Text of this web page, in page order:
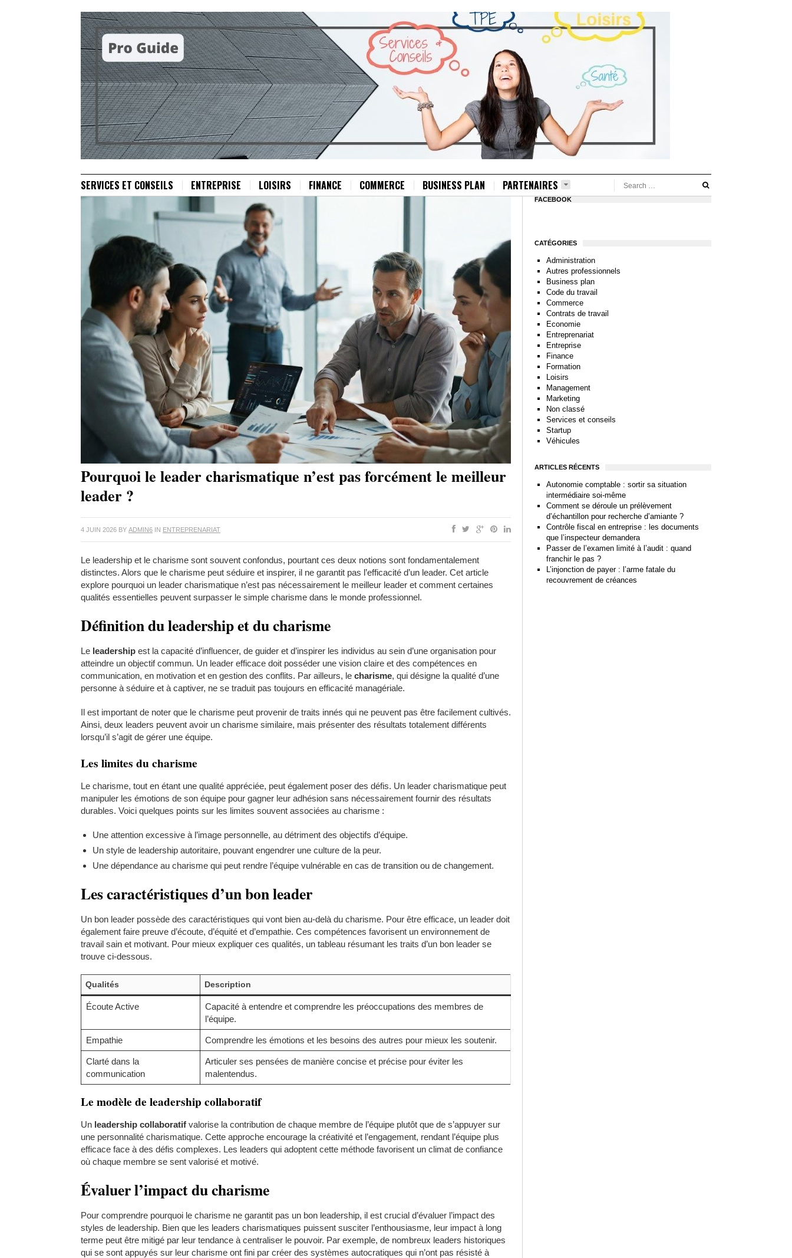
SERVICES ET CONSEILS ENTREPRISE LOISIRS FINANCE COMMERCE BUSINESS PLAN PARTENAIRES
Pourquoi le leader charismatique n’est pas forcément le meilleur
leader ?
4 JUIN 2026 BY ADMIN6 IN ENTREPRENARIAT
Le leadership et le charisme sont souvent confondus, pourtant ces deux notions sont fondamentalement
distinctes. Alors que le charisme peut séduire et inspirer, il ne garantit pas l’efficacité d’un leader. Cet article
explore pourquoi un leader charismatique n’est pas nécessairement le meilleur leader et comment certaines
qualités essentielles peuvent surpasser le simple charisme dans le monde professionnel.
Définition du leadership et du charisme
Le leadership est la capacité d’influencer, de guider et d’inspirer les individus au sein d’une organisation pour
atteindre un objectif commun. Un leader efficace doit posséder une vision claire et des compétences en
communication, en motivation et en gestion des conflits. Par ailleurs, le charisme, qui désigne la qualité d’une
personne à séduire et à captiver, ne se traduit pas toujours en efficacité managériale.
Il est important de noter que le charisme peut provenir de traits innés qui ne peuvent pas être facilement cultivés.
Ainsi, deux leaders peuvent avoir un charisme similaire, mais présenter des résultats totalement différents
lorsqu’il s’agit de gérer une équipe.
Les limites du charisme
Le charisme, tout en étant une qualité appréciée, peut également poser des défis. Un leader charismatique peut
manipuler les émotions de son équipe pour gagner leur adhésion sans nécessairement fournir des résultats
durables. Voici quelques points sur les limites souvent associées au charisme :
Une attention excessive à l’image personnelle, au détriment des objectifs d’équipe.
Un style de leadership autoritaire, pouvant engendrer une culture de la peur.
Une dépendance au charisme qui peut rendre l’équipe vulnérable en cas de transition ou de changement.
Les caractéristiques d’un bon leader
Un bon leader possède des caractéristiques qui vont bien au-delà du charisme. Pour être efficace, un leader doit
également faire preuve d’écoute, d’équité et d’empathie. Ces compétences favorisent un environnement de
travail sain et motivant. Pour mieux expliquer ces qualités, un tableau résumant les traits d’un bon leader se
trouve ci-dessous.
Qualités Description
Écoute Active
Capacité à entendre et comprendre les préoccupations des membres de
l’équipe.
Empathie Comprendre les émotions et les besoins des autres pour mieux les soutenir.
Clarté dans la
communication
Articuler ses pensées de manière concise et précise pour éviter les
malentendus.
Le modèle de leadership collaboratif
Un leadership collaboratif valorise la contribution de chaque membre de l’équipe plutôt que de s’appuyer sur
une personnalité charismatique. Cette approche encourage la créativité et l’engagement, rendant l’équipe plus
efficace face à des défis complexes. Les leaders qui adoptent cette méthode favorisent un climat de confiance
où chaque membre se sent valorisé et motivé.
Évaluer l’impact du charisme
Pour comprendre pourquoi le charisme ne garantit pas un bon leadership, il est crucial d’évaluer l’impact des
styles de leadership. Bien que les leaders charismatiques puissent susciter l’enthousiasme, leur impact à long
terme peut être mitigé par leur tendance à centraliser le pouvoir. Par exemple, de nombreux leaders historiques
qui se sont appuyés sur leur charisme ont fini par créer des systèmes autocratiques qui n’ont pas résisté à
FACEBOOK
CATÉGORIES
Administration
Autres professionnels
Business plan
Code du travail
Commerce
Contrats de travail
Economie
Entreprenariat
Entreprise
Finance
Formation
Loisirs
Management
Marketing
Non classé
Services et conseils
Startup
Véhicules
ARTICLES RÉCENTS
Autonomie comptable : sortir sa situation
intermédiaire soi-même
Comment se déroule un prélèvement
d’échantillon pour recherche d’amiante ?
Contrôle fiscal en entreprise : les documents
que l’inspecteur demandera
Passer de l’examen limité à l’audit : quand
franchir le pas ?
L’injonction de payer : l’arme fatale du
recouvrement de créances